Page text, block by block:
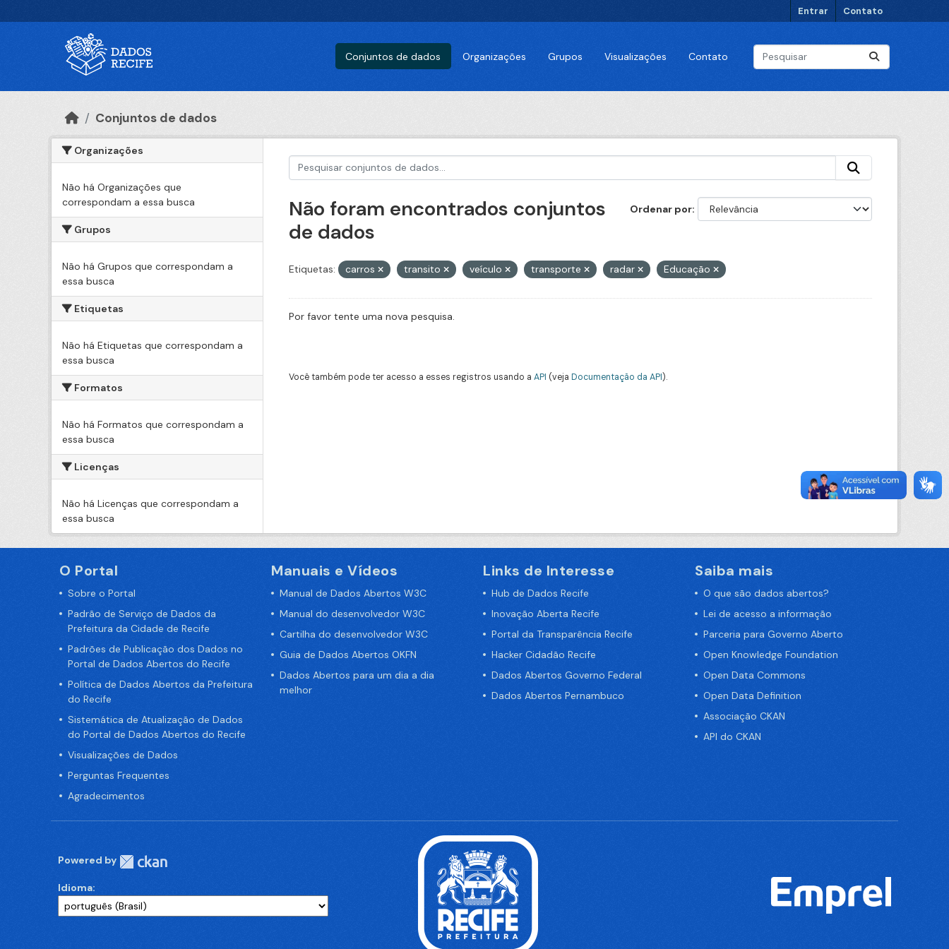
Entrar Contato
Conjuntos de dados Organizações Grupos Visualizações Contato
Conjuntos de dados
Organizações
Não há Organizações que
correspondam a essa busca
Grupos
Não há Grupos que correspondam a
essa busca
Etiquetas
Não há Etiquetas que correspondam a
essa busca
Formatos
Não há Formatos que correspondam a
essa busca
Licenças
Não há Licenças que correspondam a
essa busca
Ordenar por
Não foram encontrados conjuntos
de dados
Etiquetas: carros transito veículo transporte radar Educação
Por favor tente uma nova pesquisa.
Você também pode ter acesso a esses registros usando a API (veja Documentação da API).
O Portal
Sobre o Portal
Padrão de Serviço de Dados da
Prefeitura da Cidade de Recife
Padrões de Publicação dos Dados no
Portal de Dados Abertos do Recife
Política de Dados Abertos da Prefeitura
do Recife
Sistemática de Atualização de Dados
do Portal de Dados Abertos do Recife
Visualizações de Dados
Perguntas Frequentes
Agradecimentos
Manuais e Vídeos
Manual de Dados Abertos W3C
Manual do desenvolvedor W3C
Cartilha do desenvolvedor W3C
Guia de Dados Abertos OKFN
Dados Abertos para um dia a dia
melhor
Links de Interesse
Hub de Dados Recife
Inovação Aberta Recife
Portal da Transparência Recife
Hacker Cidadão Recife
Dados Abertos Governo Federal
Dados Abertos Pernambuco
Saiba mais
O que são dados abertos?
Lei de acesso a informação
Parceria para Governo Aberto
Open Knowledge Foundation
Open Data Commons
Open Data Definition
Associação CKAN
API do CKAN
Powered by
Idioma